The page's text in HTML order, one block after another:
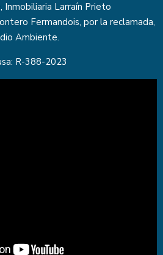
Larraín Prieto
Fermandois, por la reclamada,
Ambiente.
R-388-2023